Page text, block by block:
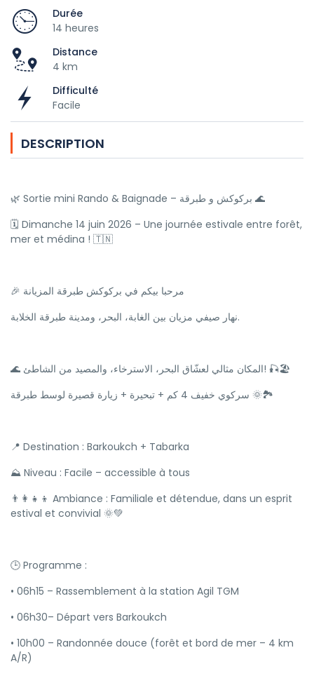
Durée
14 heures
Distance
4 km
Difficulté
Facile
DESCRIPTION
🌿 Sortie mini Rando & Baignade – بركوكش و طبرقة 🌊
🗓 Dimanche 14 juin 2026 – Une journée estivale entre forêt,
mer et médina ! 🇹🇳
🎉 مرحبا بيكم في بركوكش طبرقة المزيانة
نهار صيفي مزيان بين الغابة، البحر، ومدينة طبرقة الخلابة.
🌊 المكان مثالي لعشّاق البحر، الاسترخاء، والمصيد من الشاطئ! 🎣🏖️
سركوي خفيف 4 كم + تبحيرة + زيارة قصيرة لوسط طبرقة 🌞🏞️
📍 Destination : Barkoukch + Tabarka
⛰ Niveau : Facile – accessible à tous
👨‍👩‍👧‍👦 Ambiance : Familiale et détendue, dans un esprit
estival et convivial 🌞💚
🕒 Programme :
• 06h15 – Rassemblement à la station Agil TGM
• 06h30– Départ vers Barkoukch
• 10h00 – Randonnée douce (forêt et bord de mer – 4 km
A/R)